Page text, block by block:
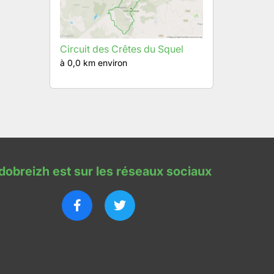
Circuit des Crêtes du Squel
à 0,0 km environ
est sur les réseaux sociaux